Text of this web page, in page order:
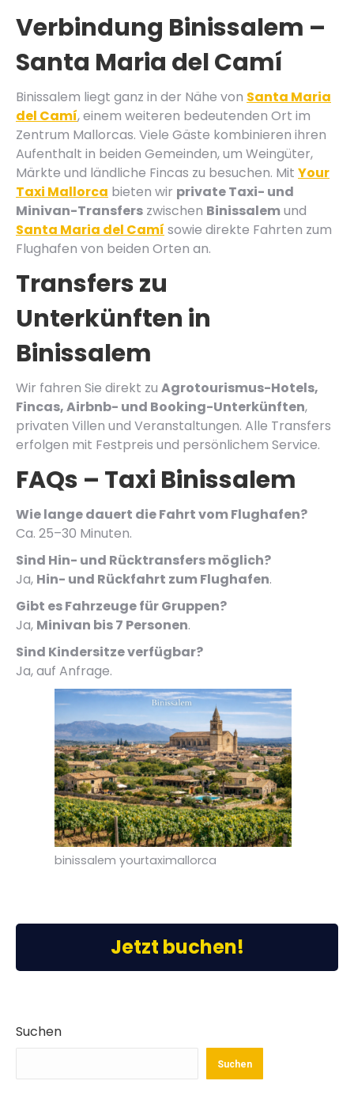
Verbindung Binissalem –
Santa Maria del Camí
Binissalem liegt ganz in der Nähe von Santa Maria
del Camí, einem weiteren bedeutenden Ort im
Zentrum Mallorcas. Viele Gäste kombinieren ihren
Aufenthalt in beiden Gemeinden, um Weingüter,
Märkte und ländliche Fincas zu besuchen. Mit Your
Taxi Mallorca bieten wir private Taxi- und
Minivan-Transfers zwischen Binissalemund
Santa Maria del Camí sowie direkte Fahrten zum
Flughafen von beiden Orten an.
Transfers zu
Unterkünften in
Binissalem
Wir fahren Sie direkt zu Agrotourismus-Hotels,
Fincas, Airbnb- und Booking-Unterkünften,
privaten Villen und Veranstaltungen. Alle Transfers
erfolgen mit Festpreis und persönlichem Service.
FAQs – Taxi Binissalem
Wie lange dauert die Fahrt vom Flughafen?
Ca. 25–30 Minuten.
Sind Hin- und Rücktransfers möglich?
Ja, Hin- und Rückfahrt zum Flughafen.
Gibt es Fahrzeuge für Gruppen?
Ja, Minivan bis 7 Personen.
Sind Kindersitze verfügbar?
Ja, auf Anfrage.
binissalem yourtaximallorca
Jetzt buchen!
Suchen
Suchen